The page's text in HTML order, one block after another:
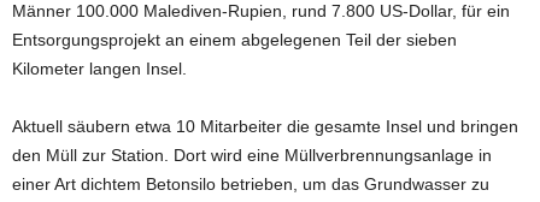
Männer 100.000 Malediven-Rupien, rund 7.800 US-Dollar, für ein
Entsorgungsprojekt an einem abgelegenen Teil der sieben
Kilometer langen Insel.
Aktuell säubern etwa 10 Mitarbeiter die gesamte Insel und bringen
den Müll zur Station. Dort wird eine Müllverbrennungsanlage in
einer Art dichtem Betonsilo betrieben, um das Grundwasser zu